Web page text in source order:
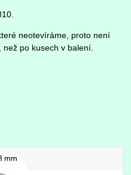
neotevíráme, proto není
po kusech v balení.
mm